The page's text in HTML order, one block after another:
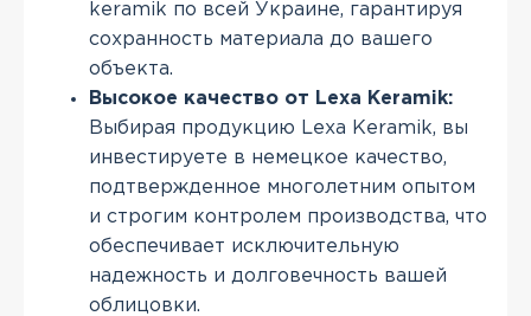
keramik по всей Украине, гарантируя
сохранность материала до вашего
объекта.
Высокое качество от Lexa Keramik:
Выбирая продукцию Lexa Keramik, вы
инвестируете в немецкое качество,
подтвержденное многолетним опытом
и строгим контролем производства, что
обеспечивает исключительную
надежность и долговечность вашей
облицовки.